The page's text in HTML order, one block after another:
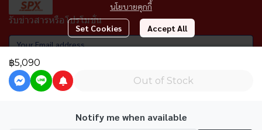
฿5,090
Out of Stock
Notify me when available
นโยบายคุกกี้
Set Cookies Accept All
รับข่าวสารหรือโปรโมชั่น
Subscribe